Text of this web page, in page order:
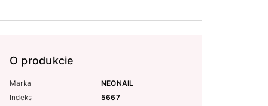
O produkcie
Marka
NEONAIL
Indeks
5667